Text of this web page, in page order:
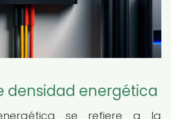
densidad energética
se refiere a la